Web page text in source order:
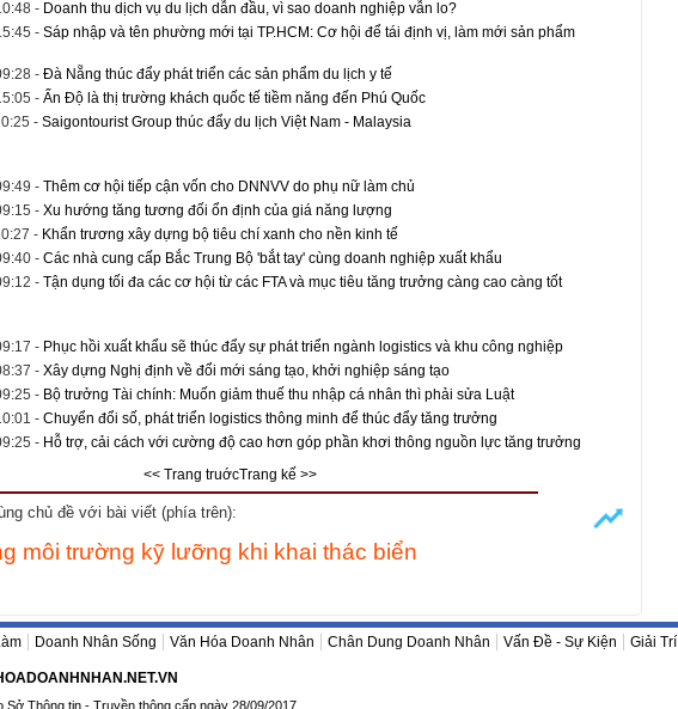
- Doanh thu dịch vụ du lịch dẫn đầu, vì sao doanh nghiệp vẫn lo?
- Sáp nhập và tên phường mới tại TP.HCM: Cơ hội để tái định vị, làm mới sản phẩm
- Đà Nẵng thúc đẩy phát triển các sản phẩm du lịch y tế
- Ấn Độ là thị trường khách quốc tế tiềm năng đến Phú Quốc
- Saigontourist Group thúc đẩy du lịch Việt Nam - Malaysia
- Thêm cơ hội tiếp cận vốn cho DNNVV do phụ nữ làm chủ
- Xu hướng tăng tương đối ổn định của giá năng lượng
- Khẩn trương xây dựng bộ tiêu chí xanh cho nền kinh tế
- Các nhà cung cấp Bắc Trung Bộ 'bắt tay' cùng doanh nghiệp xuất khẩu
- Tận dụng tối đa các cơ hội từ các FTA và mục tiêu tăng trưởng càng cao càng tốt
- Phục hồi xuất khẩu sẽ thúc đẩy sự phát triển ngành logistics và khu công nghiệp
- Xây dựng Nghị định về đổi mới sáng tạo, khởi nghiệp sáng tạo
- Bộ trưởng Tài chính: Muốn giảm thuế thu nhập cá nhân thì phải sửa Luật
- Chuyển đổi số, phát triển logistics thông minh để thúc đẩy tăng trưởng
- Hỗ trợ, cải cách với cường độ cao hơn góp phần khơi thông nguồn lực tăng trưởng
<< Trang truớcTrang kế >>
chủ đề với bài viết (phía trên):
môi trường kỹ lưỡng khi khai thác biển
Doanh Nhân Sống Văn Hóa Doanh Nhân Chân Dung Doanh Nhân Vấn Đề - Sự Kiện Giải Trí
Thông tin - Truyền thông cấp ngày 28/09/2017